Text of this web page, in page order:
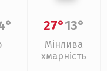
27°13°
Мінлива
хмарність